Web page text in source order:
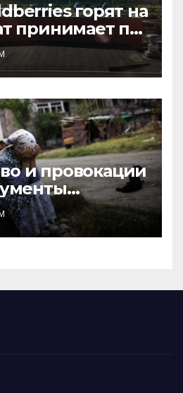
горят на
принимает по
и провокации
политики